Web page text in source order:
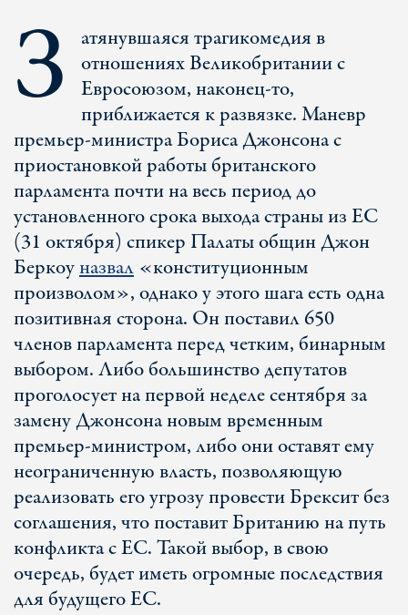
З
атянувшаяся трагикомедия в
отношениях Великобритании с
Евросоюзом, наконец-то,
приближается к развязке. Маневр
премьер-министра Бориса Джонсона с
приостановкой работы британского
парламента почти на весь период до
установленного срока выхода страны из ЕС
(31 октября) спикер Палаты общин Джон
Беркоуназвал «конституционным
произволом», однако у этого шага есть одна
позитивная сторона. Он поставил 650
членов парламента перед четким, бинарным
выбором. Либо большинство депутатов
проголосует на первой неделе сентября за
замену Джонсона новым временным
премьер-министром, либо они оставят ему
неограниченную власть, позволяющую
реализовать его угрозу провести Брексит без
соглашения, что поставит Британию на путь
конфликта с ЕС. Такой выбор, в свою
очередь, будет иметь огромные последствия
для будущего ЕС.